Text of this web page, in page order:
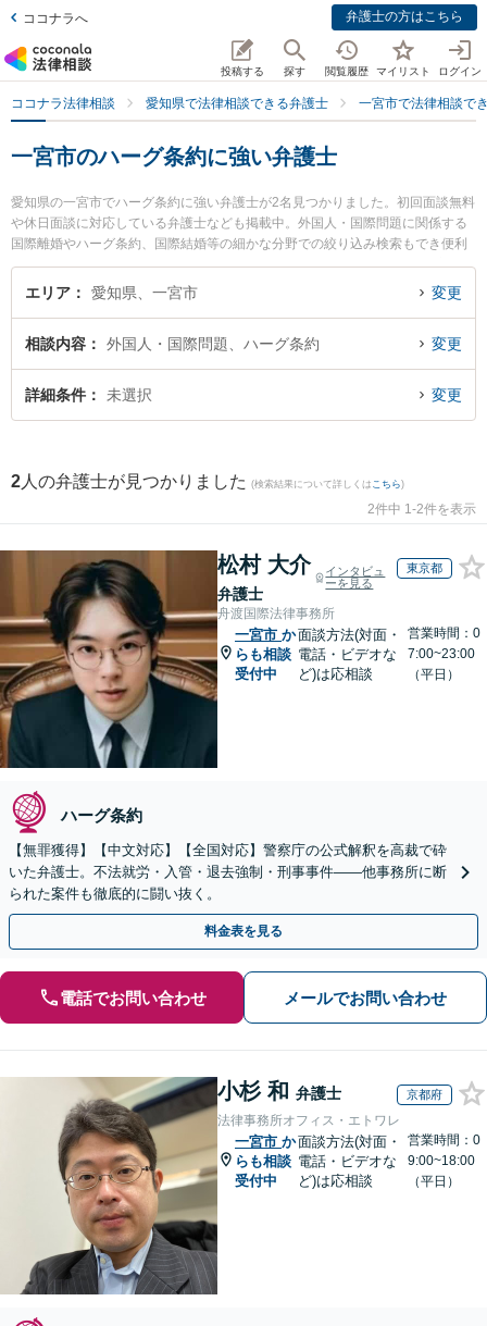
ココナラへ 弁護士の方はこちら
投稿する 探す 閲覧履歴 マイリスト ログイン
ココナラ法律相談 愛知県で法律相談できる弁護士 一宮市で法律相談で
一宮市のハーグ条約に強い弁護士
愛知県の一宮市でハーグ条約に強い弁護士が2名見つかりました。初回面談無料
や休日面談に対応している弁護士なども掲載中。外国人・国際問題に関係する
国際離婚やハーグ条約、国際結婚等の細かな分野での絞り込み検索もでき便利
です。特に弁護士法人アストラルの篠塚 渉弁護士や旭合同法律事務所 一宮事務
所の澤 健二弁護士のプロフィール情報や弁護士費用、強みなどが注目されてい
索したい』『初回相談無料でハーグ条約を法律相談できる一宮市内の弁護士に
相談予約したい』などでお困りの相談者さんにおすすめです。
エリア 愛知県、一宮市 変更
相談内容 外国人・国際問題、ハーグ条約 変更
詳細条件 未選択 変更
2 人の弁護士が見つかりました (検索結果について詳しくは こちら)
2件中 1-2件を表示
松村 大介
弁護士
インタビュ
ーを見る
東京都
舟渡国際法律事務所
一宮市 か
らも相談
受付中
面談方法(対面・
電話・ビデオな
ど)は応相談
営業時間：0
7:00~23:00
（平日）
ハーグ条約
【無罪獲得】【中文対応】【全国対応】警察庁の公式解釈を高裁で砕
いた弁護士。不法就労・入管・退去強制・刑事事件——他事務所に断
られた案件も徹底的に闘い抜く。
料金表を見る
電話でお問い合わせ メールでお問い合わせ
小杉 和 弁護士 京都府
法律事務所オフィス・エトワレ
一宮市 か
らも相談
受付中
面談方法(対面・
電話・ビデオな
ど)は応相談
営業時間：0
9:00~18:00
（平日）